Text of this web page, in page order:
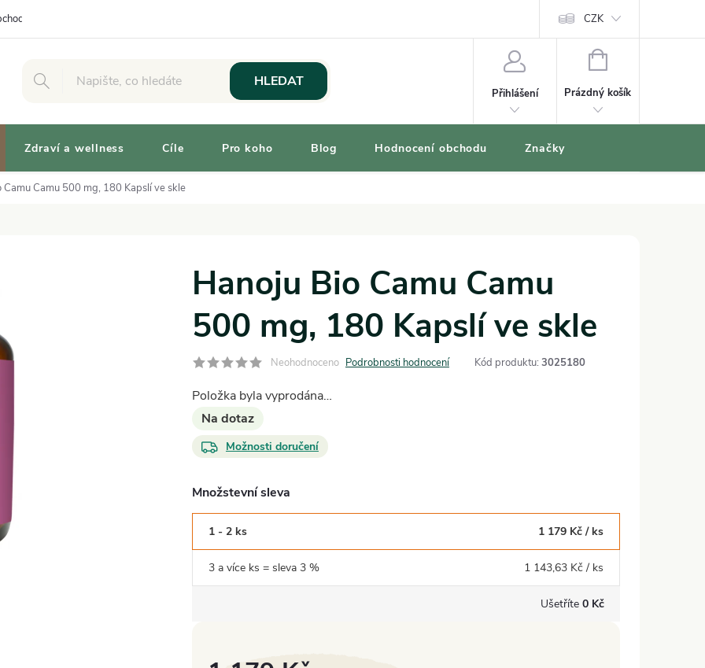
podmínky CZK
HLEDAT
Přihlášení
NÁKUPNÍ
Prázdný košík
Zdraví a wellness Cíle Pro koho Blog Hodnocení obchodu Značky
Camu Camu 500 mg, 180 Kapslí ve skle
Hanoju Bio Camu Camu
500 mg, 180 Kapslí ve skle
Neohodnoceno Podrobnosti hodnocení Kód produktu: 3025180
Položka byla vyprodána…
Na dotaz
Možnosti doručení
Množstevní sleva
1 - 2 ks 1 179 Kč/ ks
3 a více ks = sleva 3 % 1 143,63 Kč/ ks
Ušetříte 0 Kč